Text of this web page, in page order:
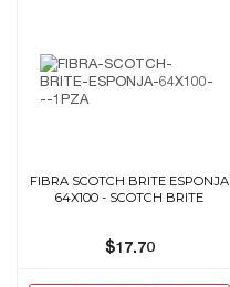
FIBRA SCOTCH BRITE ESPONJA
64X100 - SCOTCH BRITE
$17.70